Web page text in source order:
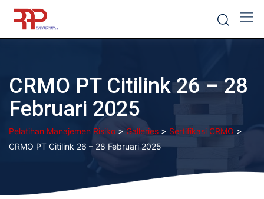
Skip
content
CRMO PT Citilink 26 – 28
Februari 2025
Pelatihan Manajemen Risiko > Galleries > Sertifikasi CRMO >
CRMO PT Citilink 26 – 28 Februari 2025